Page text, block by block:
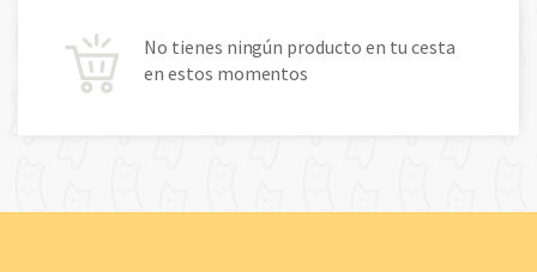
No tienes ningún producto en tu cesta
en estos momentos